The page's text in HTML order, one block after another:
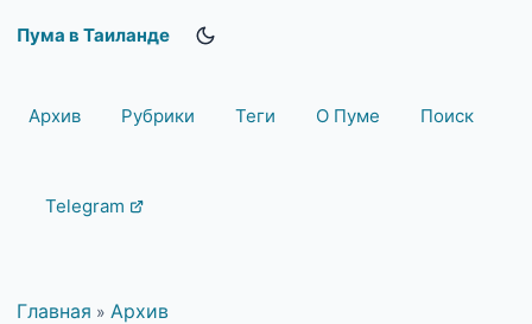
Пума в Таиланде
Архив Рубрики Теги О Пуме Поиск
Telegram
Главная » Архив